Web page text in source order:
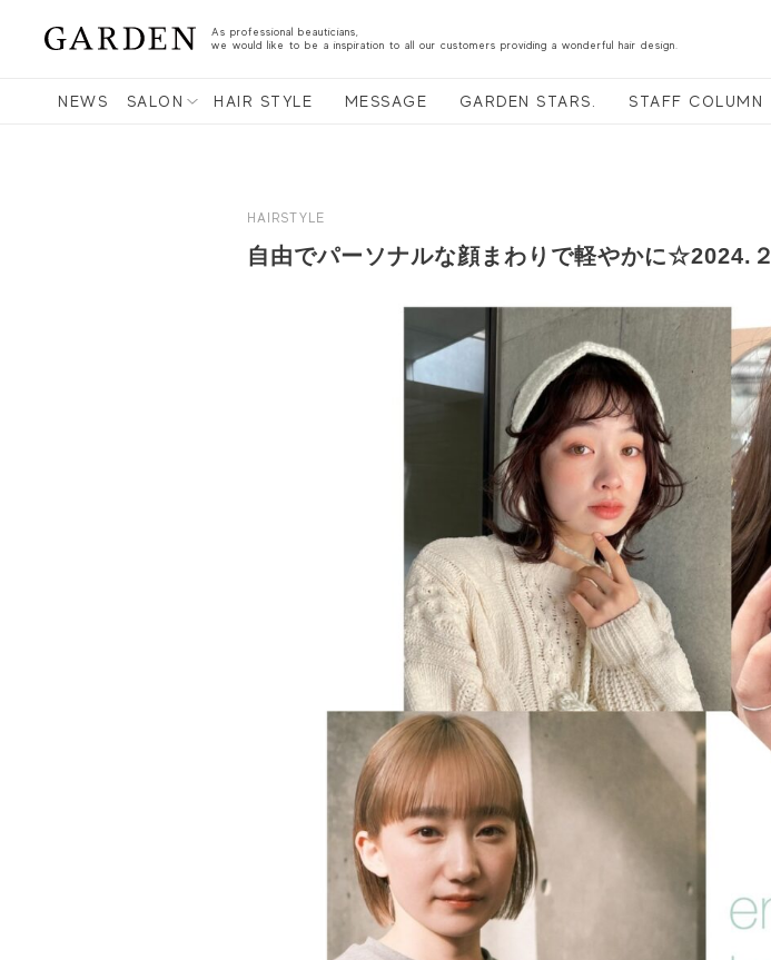
As professional beauticians,
we would like to be a inspiration to all our customers providing a wonderful hair design.
NEWS SALON HAIR STYLE MESSAGE GARDEN STARS. STAFF COLUMN
HAIRSTYLE
自由でパーソナルな顔まわりで軽やかに☆2024.２